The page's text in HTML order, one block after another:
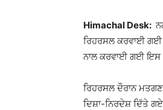
Himachal Desk:
ਰਿਹਰਸਲ ਕਰਵਾਈ
ਨਾਲ ਕਰਵਾਈ ਗਈ ਇਸ
ਰਿਹਰਸਲ ਦੌਰਾਨ
ਦਿਸ਼ਾ-ਨਿਰਦੇਸ਼ ਦਿੱਤੇ